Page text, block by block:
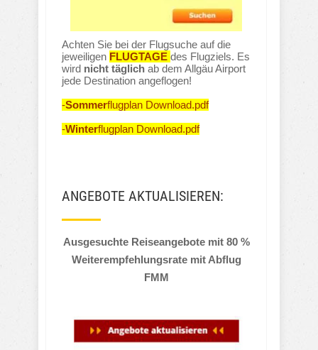
Achten Sie bei der Flugsuche auf die
jeweiligen FLUGTAGE des Flugziels. Es
wird nicht täglich ab dem Allgäu Airport
jede Destination angeflogen!
-Sommerflugplan Download.pdf
-Winterflugplan Download.pdf
ANGEBOTE AKTUALISIEREN:
Ausgesuchte Reiseangebote mit 80 %
Weiterempfehlungsrate mit Abflug
FMM